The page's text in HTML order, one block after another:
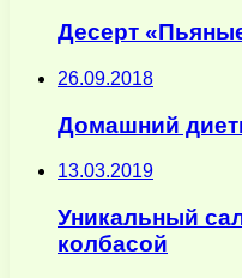
Десерт
26.09.2018
Домашний
13.03.2019
Уникальный
колбасой